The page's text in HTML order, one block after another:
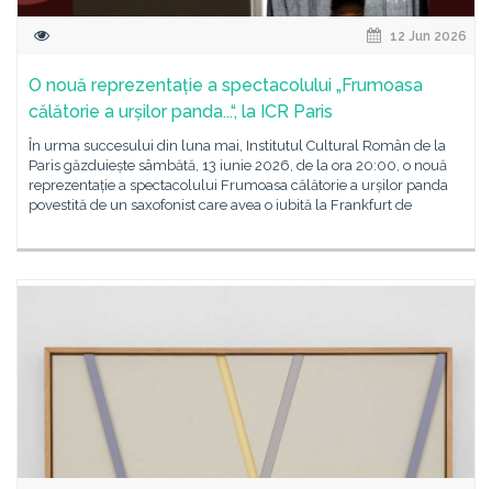
12 Jun 2026
O nouă reprezentație a spectacolului „Frumoasa
călătorie a urșilor panda...“, la ICR Paris
În urma succesului din luna mai, Institutul Cultural Român de la
Paris găzduiește sâmbătă, 13 iunie 2026, de la ora 20:00, o nouă
reprezentație a spectacolului Frumoasa călătorie a urșilor panda
povestită de un saxofonist care avea o iubită la Frankfurt de